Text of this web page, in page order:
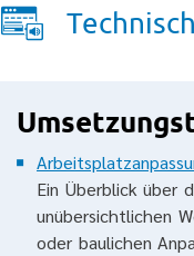
Ein Überblick über
unübersichtlichen
oder baulichen